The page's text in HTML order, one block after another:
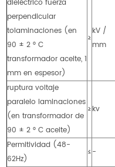
dieléctrico fuerza
perpendicular
tolaminaciones (en
90 ± 2 ° C
transformador aceite, 1
mm en espesor)
≥
kV /
mm
ruptura voltaje
paralelo laminaciones
(en transformador de
90 ± 2 ° C aceite)
≥kv
Permitividad (48-
62Hz)
≤-